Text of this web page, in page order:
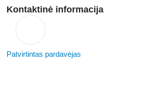
including a repair shop, spare parts storage,
offices.
Kontaktinė informacija
Patvirtintas pardavėjas